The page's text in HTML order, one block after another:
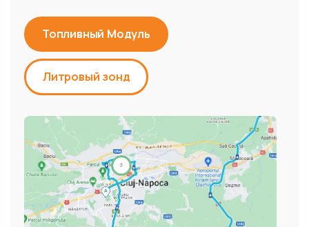
Топливный Модуль
Литровый зонд